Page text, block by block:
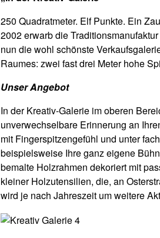
250 Quadratmeter. Elf Punkte. Ein
2002 erwarb die
nun die wohl schönste
Raumes: zwei fast drei Meter hohe
Unser Angebot
In der Kreativ-Galerie im oberen
unverwechselbare Erinnerung an
mit Fingerspitzengefühl und unter
beispielsweise Ihre ganz eigene
bemalte Holzrahmen dekoriert mit
kleiner Holzutensilien, die, an
wird je nach Jahreszeit um weitere